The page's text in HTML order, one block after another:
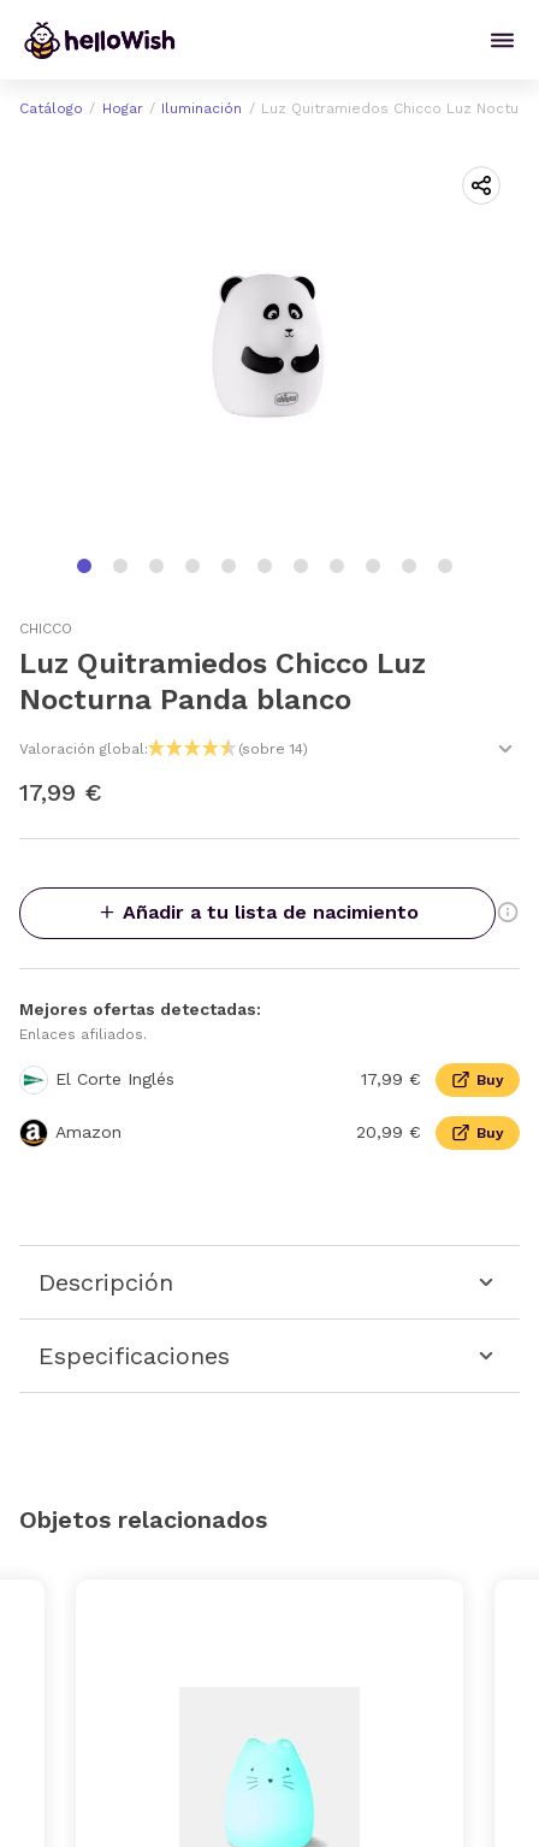
Catálogo Hogar Iluminación Luz Quitramiedos Chicco Luz
CHICCO
Luz Quitramiedos Chicco Luz
Nocturna Panda blanco
Valoración global: (sobre 14)
17,99 €
Añadir a tu lista de nacimiento
Mejores ofertas detectadas:
Enlaces afiliados.
El Corte Inglés 17,99 € Buy
Amazon 20,99 € Buy
Descripción
Especificaciones
Objetos relacionados